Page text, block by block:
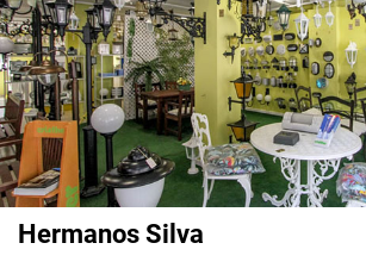
Hermanos Silva